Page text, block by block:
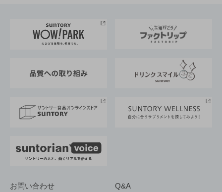
地域情報
サントリーサンバーズ大阪
サントリーが考えるサステナビリティ経営
企業概要
採用情報
お問い合わせ Q&A